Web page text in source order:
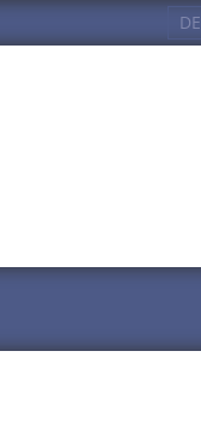
DE